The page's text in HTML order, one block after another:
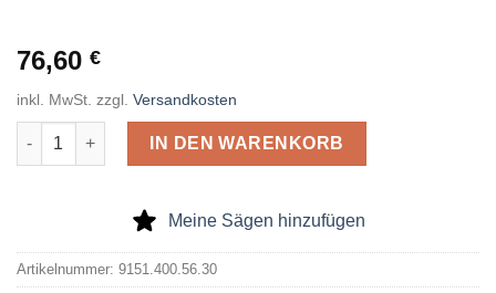
76,60 €
inkl. MwSt. zzgl. Versandkosten
AKE CS-Kreissägeblatt 400 x 2,0 x 30 Z= 56 Grobzahn Menge
IN DEN WARENKORB
Meine Sägen hinzufügen
Artikelnummer: 9151.400.56.30